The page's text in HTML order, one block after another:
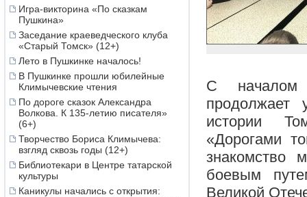
Игра-викторина «По сказкам
Пушкина»
Заседание краеведческого клуба
«Старый Томск» (12+)
Лето в Пушкинке началось!
В Пушкинке прошли юбилейные
Климычевские чтения
По дороге сказок Александра
Волкова. К 135-летию писателя»
(6+)
Творчество Бориса Климычева:
взгляд сквозь годы (12+)
Библиотекари в Центре татарской
культуры
Каникулы начались с открытия:
С началом
продолжает
истории
«Дорогами
знакомство
боевым
Великой